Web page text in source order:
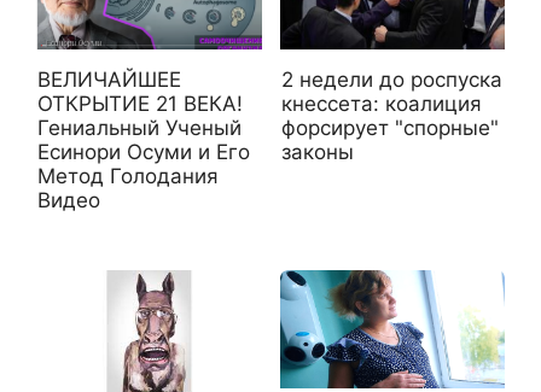
ВЕЛИЧАЙШЕЕ
ОТКРЫТИЕ 21 ВЕКА!
Гениальный Ученый
Есинори Осуми и Его
Метод Голодания
Видео
2 недели до роспуска
кнессета: коалиция
форсирует "спорные"
законы